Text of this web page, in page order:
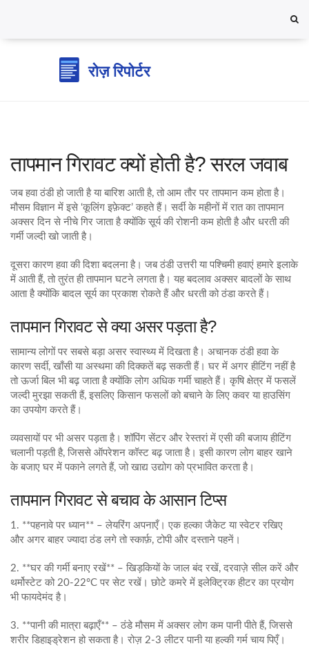
तापमान गिरावट क्यों होती है? सरल जवाब
जब हवा ठंडी हो जाती है या बारिश आती है, तो आम तौर पर तापमान कम होता है।
मौसम विज्ञान में इसे ‘कूलिंग इफ़ेक्ट’ कहते हैं। सर्दी के महीनों में रात का तापमान
अक्सर दिन से नीचे गिर जाता है क्योंकि सूर्य की रोशनी कम होती है और धरती की
गर्मी जल्दी खो जाती है।
दूसरा कारण हवा की दिशा बदलना है। जब ठंडी उत्तरी या पश्चिमी हवाएं हमारे इलाके
में आती हैं, तो तुरंत ही तापमान घटने लगता है। यह बदलाव अक्सर बादलों के साथ
आता है क्योंकि बादल सूर्य का प्रकाश रोकते हैं और धरती को ठंडा करते हैं।
तापमान गिरावट से क्या असर पड़ता है?
सामान्य लोगों पर सबसे बड़ा असर स्वास्थ्य में दिखता है। अचानक ठंडी हवा के
कारण सर्दी, खाँसी या अस्थमा की दिक्कतें बढ़ सकती हैं। घर में अगर हीटिंग नहीं है
तो ऊर्जा बिल भी बढ़ जाता है क्योंकि लोग अधिक गर्मी चाहते हैं। कृषि क्षेत्र में फसलें
जल्दी मुरझा सकती हैं, इसलिए किसान फसलों को बचाने के लिए कवर या हाउसिंग
का उपयोग करते हैं।
व्यवसायों पर भी असर पड़ता है। शॉपिंग सेंटर और रेस्तरां में एसी की बजाय हीटिंग
चलानी पड़ती है, जिससे ऑपरेशन कॉस्ट बढ़ जाता है। इसी कारण लोग बाहर खाने
के बजाए घर में पकाने लगते हैं, जो खाद्य उद्योग को प्रभावित करता है।
तापमान गिरावट से बचाव के आसान टिप्स
1. **पहनावे पर ध्यान** – लेयरिंग अपनाएँ। एक हल्का जैकेट या स्वेटर रखिए
और अगर बाहर ज्यादा ठंड लगे तो स्कार्फ़, टोपी और दस्ताने पहनें।
2. **घर की गर्मी बनाए रखें** – खिड़कियों के जाल बंद रखें, दरवाज़े सील करें और
थर्मोस्टेट को 20-22°C पर सेट रखें। छोटे कमरे में इलेक्ट्रिक हीटर का प्रयोग
भी फायदेमंद है।
3. **पानी की मात्रा बढ़ाएँ** – ठंडे मौसम में अक्सर लोग कम पानी पीते हैं, जिससे
शरीर डिहाइड्रेशन हो सकता है। रोज़ 2-3 लीटर पानी या हल्की गर्म चाय पिएँ।